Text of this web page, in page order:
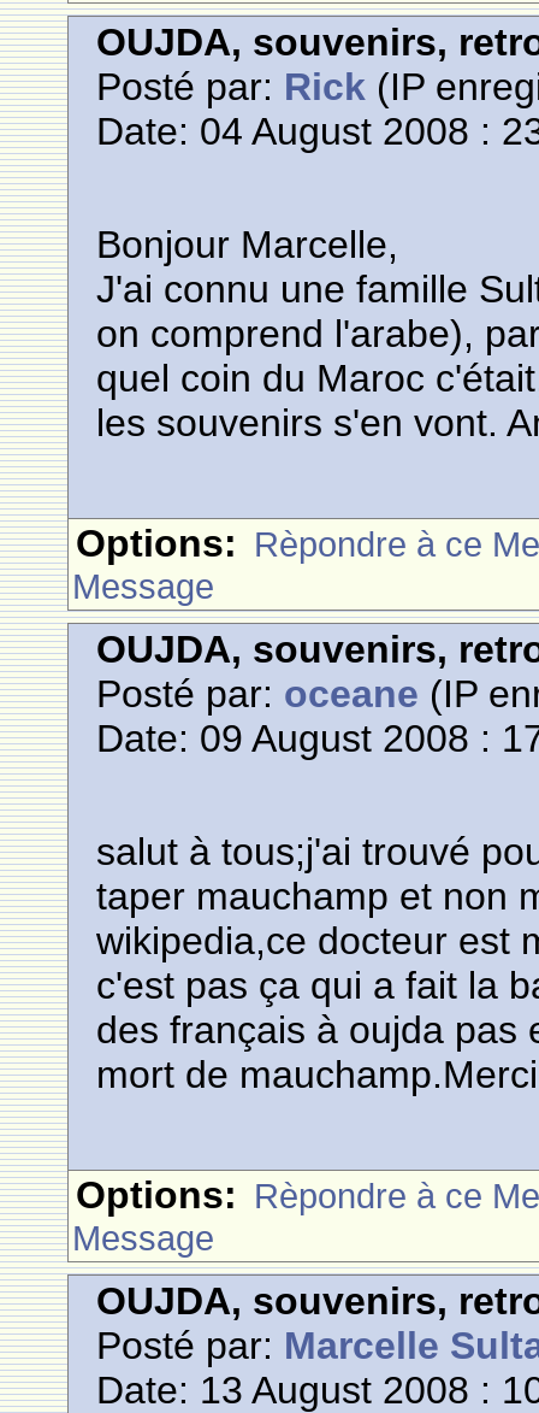
OUJDA, souvenirs,
Posté par: Rick (IP
Date: 04 August 2008 :
Bonjour Marcelle,
J'ai connu une famille
on comprend l'arabe),
quel coin du Maroc
les souvenirs s'en vont.
Options: Rèpondre à ce
Message
OUJDA, souvenirs,
Posté par: oceane (IP
Date: 09 August 2008 :
salut à tous;j'ai trouvé
taper mauchamp et non
wikipedia,ce docteur est
c'est pas ça qui a fait la
des français à oujda pas
mort de
Options: Rèpondre à ce
Message
OUJDA, souvenirs,
Posté par: Marcelle
Date: 13 August 2008 :